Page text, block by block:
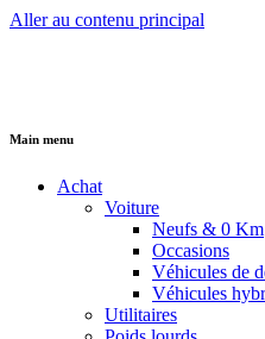
Aller au contenu principal
Main menu
Achat
Voiture
Neufs & 0 Km
Occasions
Véhicules de
Véhicules
Utilitaires